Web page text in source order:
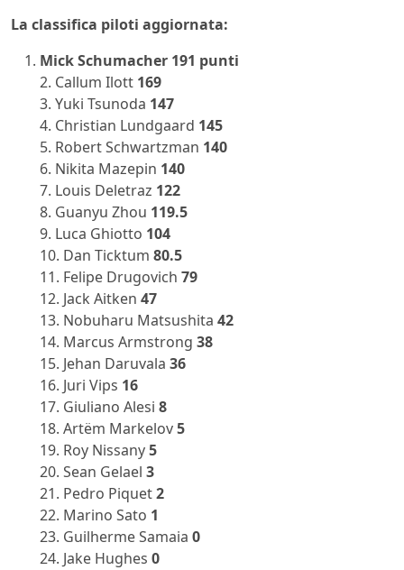
La classifica piloti aggiornata:
Mick Schumacher 191 punti
2. Callum Ilott 169
3. Yuki Tsunoda 147
4. Christian Lundgaard 145
5. Robert Schwartzman 140
6. Nikita Mazepin 140
7. Louis Deletraz 122
8. Guanyu Zhou 119.5
9. Luca Ghiotto 104
10. Dan Ticktum 80.5
11. Felipe Drugovich 79
12. Jack Aitken 47
13. Nobuharu Matsushita 42
14. Marcus Armstrong 38
15. Jehan Daruvala 36
16. Juri Vips 16
17. Giuliano Alesi 8
18. Artëm Markelov5
19. Roy Nissany5
20. Sean Gelael 3
21. Pedro Piquet2
22. Marino Sato 1
23. Guilherme Samaia 0
24. Jake Hughes 0